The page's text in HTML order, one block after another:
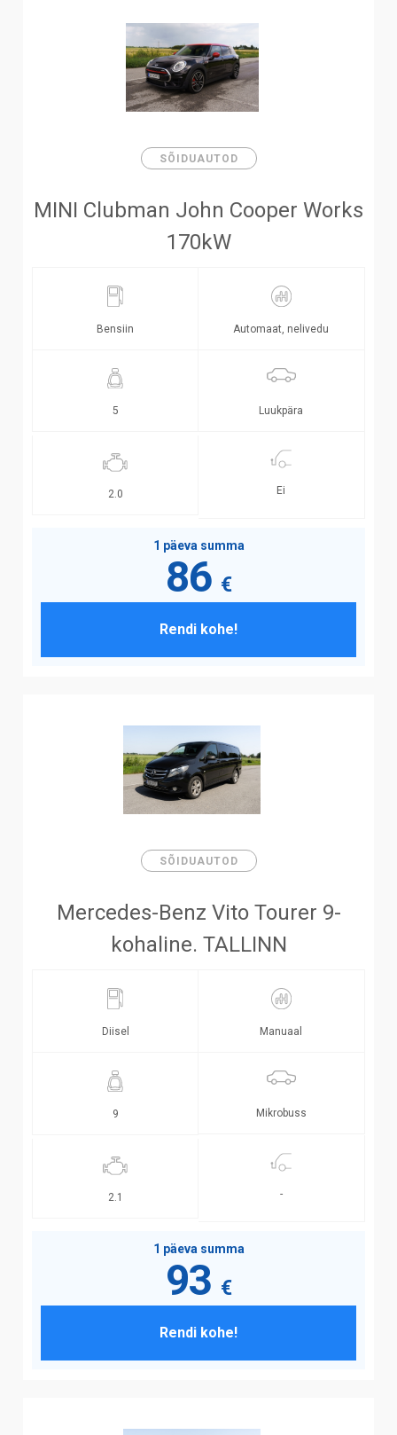
SÕIDUAUTOD
MINI Clubman John Cooper Works
170kW
Bensiin Automaat, nelivedu
5 Luukpära
2.0 Ei
1 päeva summa
86 €
Rendi kohe!
SÕIDUAUTOD
Mercedes-Benz Vito Tourer 9-
kohaline. TALLINN
Diisel Manuaal
9 Mikrobuss
2.1 -
1 päeva summa
93 €
Rendi kohe!